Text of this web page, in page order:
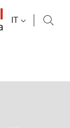
SELETTORE
IT